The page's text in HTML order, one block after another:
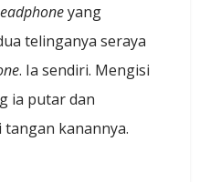
yang
telinganya seraya
. Ia sendiri. Mengisi
ia putar dan
kanannya.